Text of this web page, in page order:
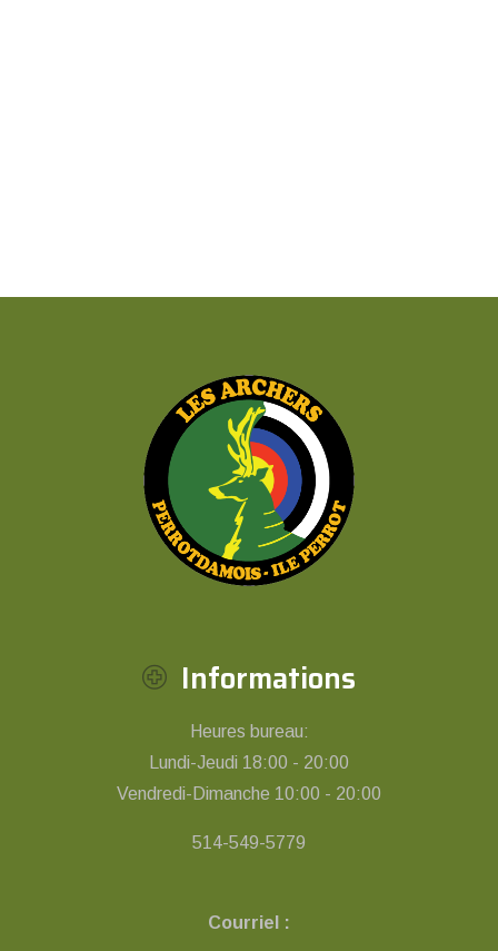
Informations
Heures bureau:
Lundi-Jeudi 18:00 - 20:00
Vendredi-Dimanche 10:00 - 20:00
514-549-5779
Courriel :